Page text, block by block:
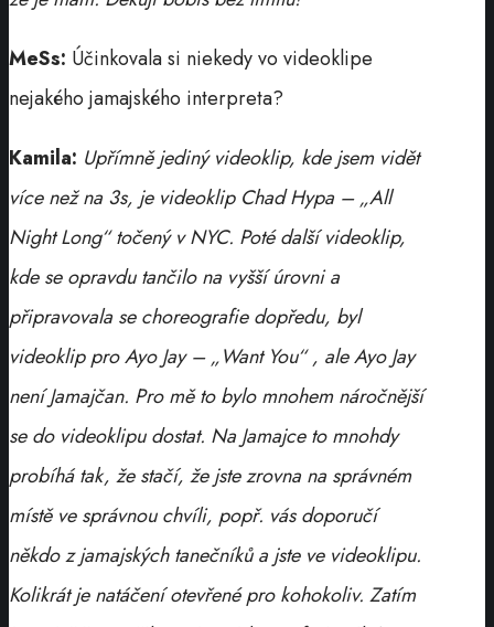
MeSs: Účinkovala si niekedy vo videoklipe
nejakého jamajského interpreta?
Kamila: Upřímně jediný videoklip, kde jsem vidět
více než na 3s, je videoklip Chad Hypa – „All
Night Long“ točený v NYC. Poté další videoklip,
kde se opravdu tančilo na vyšší úrovni a
připravovala se choreografie dopředu, byl
videoklip pro Ayo Jay – „Want You“ , ale Ayo Jay
není Jamajčan. Pro mě to bylo mnohem náročnější
se do videoklipu dostat. Na Jamajce to mnohdy
probíhá tak, že stačí, že jste zrovna na správném
místě ve správnou chvíli, popř. vás doporučí
někdo z jamajských tanečníků a jste ve videoklipu.
Kolikrát je natáčení otevřené pro kohokoliv. Zatím